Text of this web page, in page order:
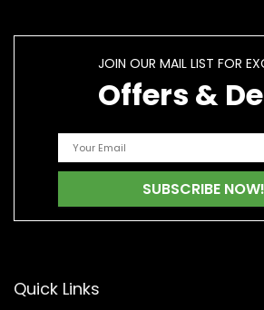
JOIN OUR MAIL LIST FOR
Offers &
Quick Links